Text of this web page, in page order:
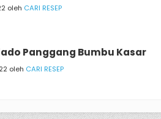
oleh CARI RESEP
Panggang Bumbu Kasar
oleh CARI RESEP